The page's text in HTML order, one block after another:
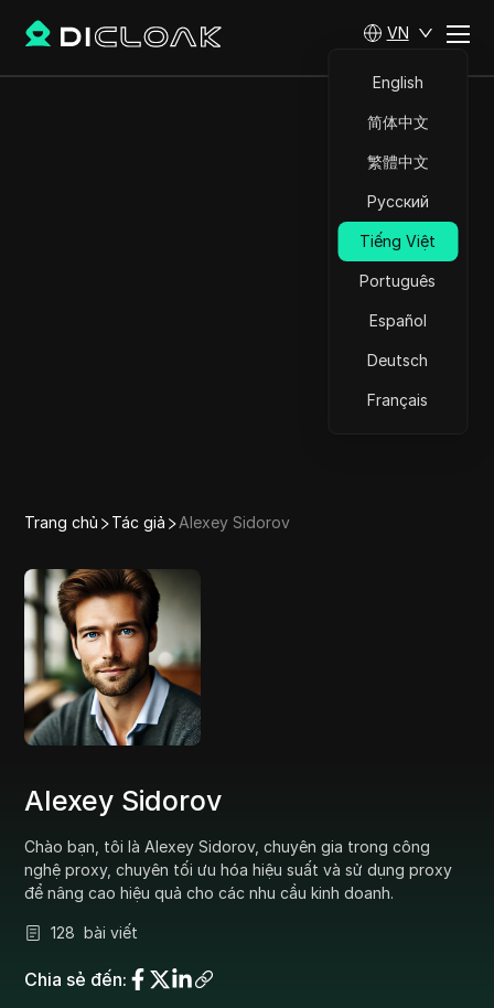
VN
English
简体中文
繁體中文
Русский
Tiếng Việt
Português
Español
Deutsch
Français
Trang chủ Tác giả Alexey Sidorov
Alexey Sidorov
Chào bạn, tôi là Alexey Sidorov, chuyên gia trong công
nghệ proxy, chuyên tối ưu hóa hiệu suất và sử dụng proxy
để nâng cao hiệu quả cho các nhu cầu kinh doanh.
128 bài viết
Chia sẻ đến: